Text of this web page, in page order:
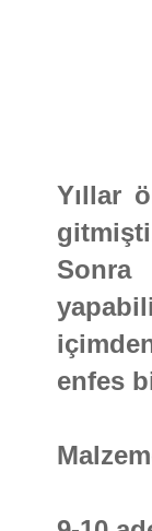
Yıllar
Sonra
enfes